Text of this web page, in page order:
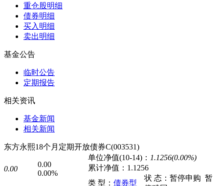
重仓股明细
债券明细
买入明细
卖出明细
基金公告
临时公告
定期报告
相关资讯
基金新闻
相关新闻
东方永熙18个月定期开放债券C(003531)
0.00
0.00
0.00%
单位净值(10-14)： 1.1256(0.00%)
累计净值： 1.1256
类 型： 债券型
状 态： 暂停申购 暂